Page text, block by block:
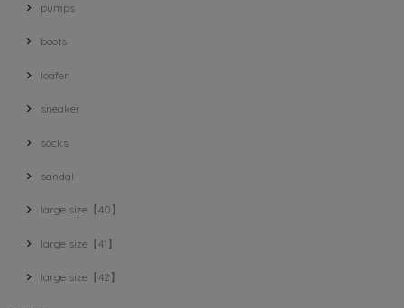
pumps
boots
loafer
sneaker
socks
sandal
large size【40】
large size【41】
large size【42】